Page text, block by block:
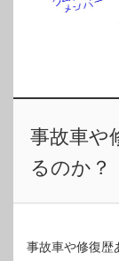
事故車や
るのか？
事故車や修復歴